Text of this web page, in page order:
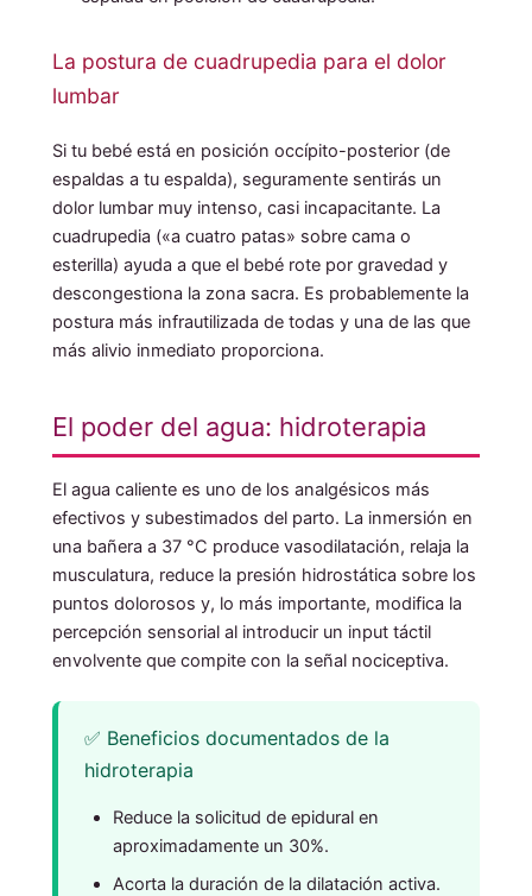
La postura de cuadrupedia para el dolor
lumbar
Si tu bebé está en posición occípito-posterior (de
espaldas a tu espalda), seguramente sentirás un
dolor lumbar muy intenso, casi incapacitante. La
cuadrupedia («a cuatro patas» sobre cama o
esterilla) ayuda a que el bebé rote por gravedad y
descongestiona la zona sacra. Es probablemente la
postura más infrautilizada de todas y una de las que
más alivio inmediato proporciona.
El poder del agua: hidroterapia
El agua caliente es uno de los analgésicos más
efectivos y subestimados del parto. La inmersión en
una bañera a 37 °C produce vasodilatación, relaja la
musculatura, reduce la presión hidrostática sobre los
puntos dolorosos y, lo más importante, modifica la
percepción sensorial al introducir un input táctil
envolvente que compite con la señal nociceptiva.
✅ Beneficios documentados de la
hidroterapia
Reduce la solicitud de epidural en
aproximadamente un 30%.
Acorta la duración de la dilatación activa.